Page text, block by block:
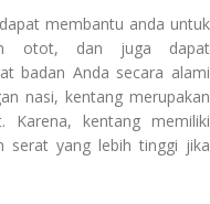
membantu anda untuk
otot, dan juga dapat
badan Anda secara alami
nasi, kentang merupakan
Karena, kentang memiliki
serat yang lebih tinggi jika